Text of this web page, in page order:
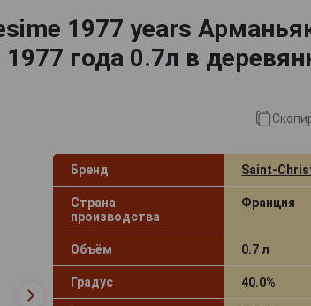
1977 years
года 0.7л в
Бренд Saint-
Страна
производства
Франция
Объём 0.7 л
Градус 40.0%